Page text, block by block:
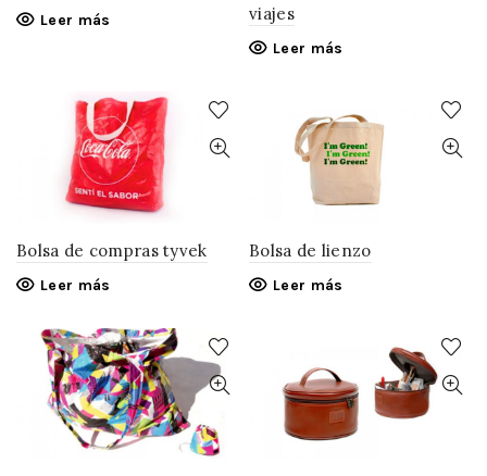
Leer más
viajes
Leer más
Bolsa de compras tyvek
Leer más
Bolsa de lienzo
Leer más